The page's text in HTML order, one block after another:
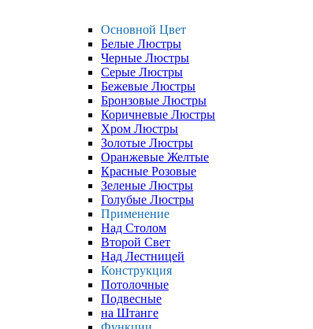
Основной Цвет
Белые Люстры
Черные Люстры
Серые Люстры
Бежевые Люстры
Бронзовые Люстры
Коричневые Люстры
Хром Люстры
Золотые Люстры
Оранжевые Желтые
Красные Розовые
Зеленые Люстры
Голубые Люстры
Применение
Над Столом
Второй Свет
Над Лестницей
Конструкция
Потолочные
Подвесные
на Штанге